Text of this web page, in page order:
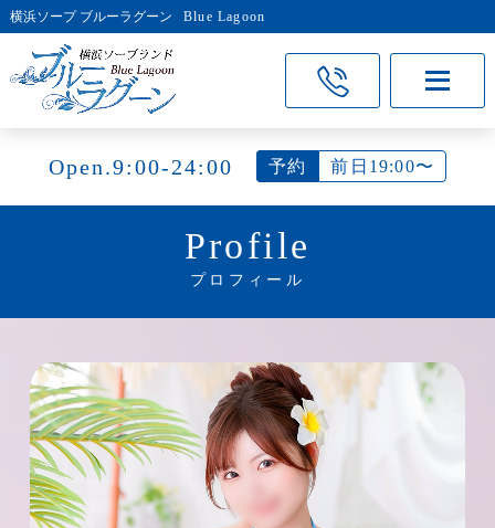
横浜ソープ ブルーラグーン Blue Lagoon
Open.9:00-24:00 予約 前日19:00〜
Profile
プロフィール